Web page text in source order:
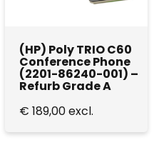
(HP) Poly TRIO C60
Conference Phone
(2201-86240-001) –
Refurb Grade A
€ 189,00excl.